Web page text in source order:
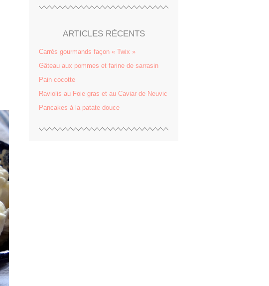
ARTICLES RÉCENTS
Carrés gourmands façon « Twix »
Gâteau aux pommes et farine de sarrasin
Pain cocotte
Raviolis au Foie gras et au Caviar de Neuvic
Pancakes à la patate douce